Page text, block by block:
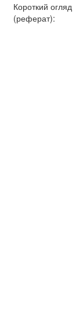
Короткий огляд
(реферат):